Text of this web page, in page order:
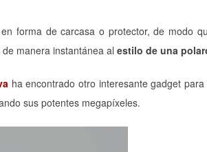
en forma de carcasa o protector, de modo
manera instantánea al estilo de una
ha encontrado otro interesante gadget
sus potentes megapíxeles.